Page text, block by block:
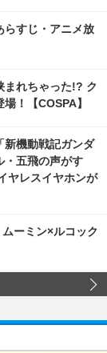
らすじ・アニメ放
まれちゃった!? ク
！【COSPA】
新機動戦記ガンダ
・五飛の声がす
ヤレスイヤホンが
ーミン×ルコック